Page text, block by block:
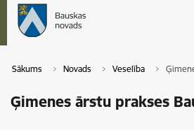
Sākums Novads Veselība
Ģimenes ārstu prakses